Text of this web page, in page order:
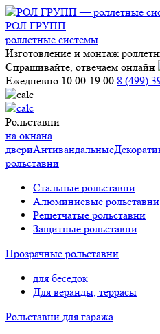
РОЛ ГРУПП
роллетные системы
Изготовление и монтаж
Спрашивайте, отвечаем онлайн
Ежедневно 10:00-19:00 8 (499)
Рольставни
на окнана
двериАнтивандальные
рольставни
Стальные рольставни
Алюминиевые рольставни
Решетчатые рольставни
Защитные рольставни
Прозрачные рольставни
для беседок
Для веранды, террасы
Рольставни для гаража